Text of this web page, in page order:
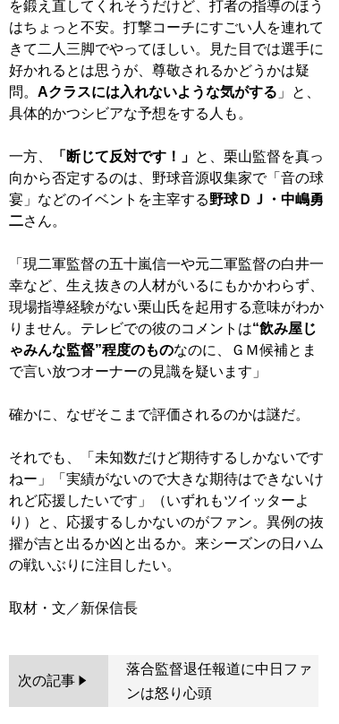
を鍛え直してくれそうだけど、打者の指導のほう
はちょっと不安。打撃コーチにすごい人を連れて
きて二人三脚でやってほしい。見た目では選手に
好かれるとは思うが、尊敬されるかどうかは疑
問。 Aクラスには入れないような気がする 」と、
具体的かつシビアな予想をする人も。
一方、 「断じて反対です！」 と、栗山監督を真っ
向から否定するのは、野球音源収集家で「音の球
宴」などのイベントを主宰する野球ＤＪ・中嶋勇
二さん。
「現二軍監督の五十嵐信一や元二軍監督の白井一
幸など、生え抜きの人材がいるにもかかわらず、
現場指導経験がない栗山氏を起用する意味がわか
りません。テレビでの彼のコメントは“飲み屋じ
ゃみんな監督”程度のものなのに、ＧＭ候補とま
で言い放つオーナーの見識を疑います」
確かに、なぜそこまで評価されるのかは謎だ。
それでも、「未知数だけど期待するしかないです
ねー」「実績がないので大きな期待はできないけ
れど応援したいです」（いずれもツイッターよ
り）と、応援するしかないのがファン。異例の抜
擢が吉と出るか凶と出るか。来シーズンの日ハム
の戦いぶりに注目したい。
次の記事
落合監督退任報道に中日ファ
ンは怒り心頭